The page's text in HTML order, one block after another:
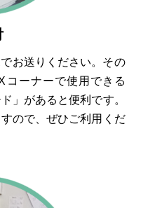
お送りください。その
コーナーで使用できる
」があると便利です。
ので、ぜひご利用くだ